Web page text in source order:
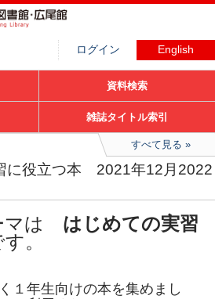
ログイン English
資料検索
雑誌タイトル索引
すべて見る
に役立つ本 2021年12月2022
は
はじめての実習
。
１年生向けの本を集めまし